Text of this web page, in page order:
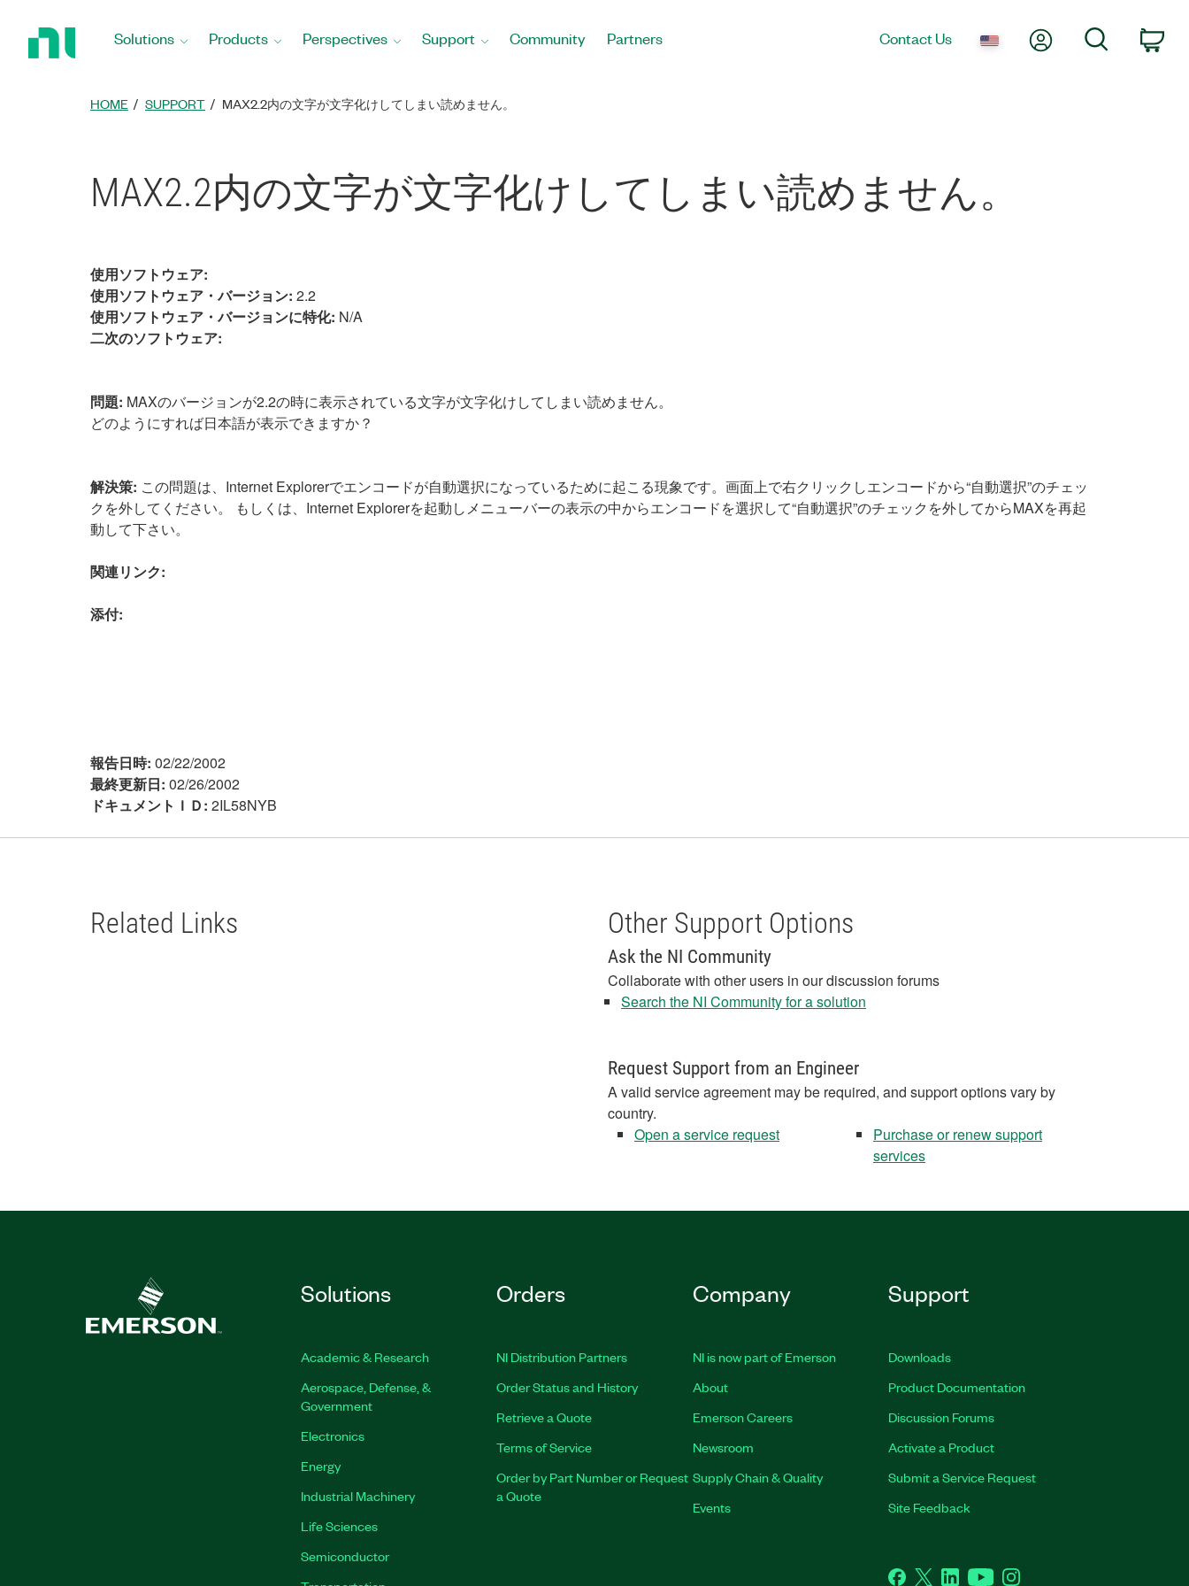
Solutions Products Perspectives Support Community Partners Contact Us My AccountSearch
HOME SUPPORT MAX2.2内の文字が文字化けしてしまい読めません。
MAX2.2内の文字が文字化けしてしまい読めません。
使用ソフトウェア:
使用ソフトウェア・バージョン: 2.2
使用ソフトウェア・バージョンに特化: N/A
二次のソフトウェア:
問題: MAXのバージョンが2.2の時に表示されている文字が文字化けしてしまい読めません。
どのようにすれば日本語が表示できますか？
解決策: この問題は、Internet Explorerでエンコードが自動選択になっているために起こる現象です。画面上で右クリックしエンコードから“自動選択”のチェッ
クを外してください。 もしくは、Internet Explorerを起動しメニューバーの表示の中からエンコードを選択して“自動選択”のチェックを外してからMAXを再起
動して下さい。
関連リンク:
添付:
報告日時: 02/22/2002
最終更新日: 02/26/2002
ドキュメントＩＤ: 2IL58NYB
Related Links Other Support Options
Ask the NI Community
Collaborate with other users in our discussion forums
Search the NI Community for a solution
Request Support from an Engineer
A valid service agreement may be required, and support options vary by
country.
Open a service request
Purchase or renew support
services
Solutions
Academic & Research
Aerospace, Defense, &
Government
Electronics
Energy
Industrial Machinery
Life Sciences
Semiconductor
Orders
NI Distribution Partners
Order Status and History
Retrieve a Quote
Terms of Service
Order by Part Number or Request
a Quote
Company
NI is now part of Emerson
About
Emerson Careers
Newsroom
Supply Chain & Quality
Events
Support
Downloads
Product Documentation
Discussion Forums
Activate a Product
Submit a Service Request
Site Feedback
Facebook
TwitterLinkedInYouTubeInstagram